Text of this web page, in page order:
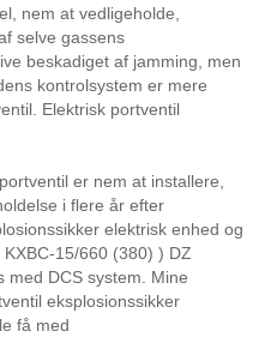
nem at vedligeholde,
selve gassens
beskadiget af jamming, men
kontrolsystem er mere
Elektrisk portventil
er nem at installere,
i flere år efter
elektrisk enhed og
15/660 (380) ) DZ
med DCS system. Mine
eksplosionssikker
få med